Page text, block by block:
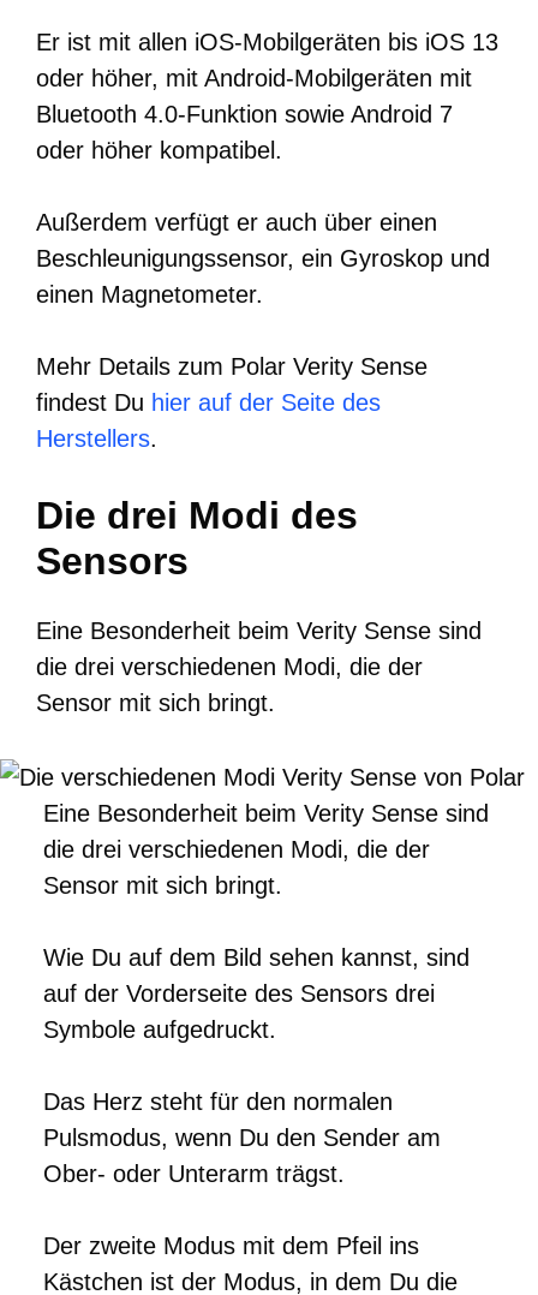
Er ist mit allen iOS-Mobilgeräten bis iOS 13
oder höher, mit Android-Mobilgeräten mit
Bluetooth 4.0-Funktion sowie Android 7
oder höher kompatibel.
Außerdem verfügt er auch über einen
Beschleunigungssensor, ein Gyroskop und
einen Magnetometer.
Mehr Details zum Polar Verity Sense
findest Du hier auf der Seite des
Herstellers.
Die drei Modi des
Sensors
Eine Besonderheit beim Verity Sense sind
die drei verschiedenen Modi, die der
Sensor mit sich bringt.
Eine Besonderheit beim Verity Sense sind
die drei verschiedenen Modi, die der
Sensor mit sich bringt.
Wie Du auf dem Bild sehen kannst, sind
auf der Vorderseite des Sensors drei
Symbole aufgedruckt.
Das Herz steht für den normalen
Pulsmodus, wenn Du den Sender am
Ober- oder Unterarm trägst.
Der zweite Modus mit dem Pfeil ins
Kästchen ist der Modus, in dem Du die